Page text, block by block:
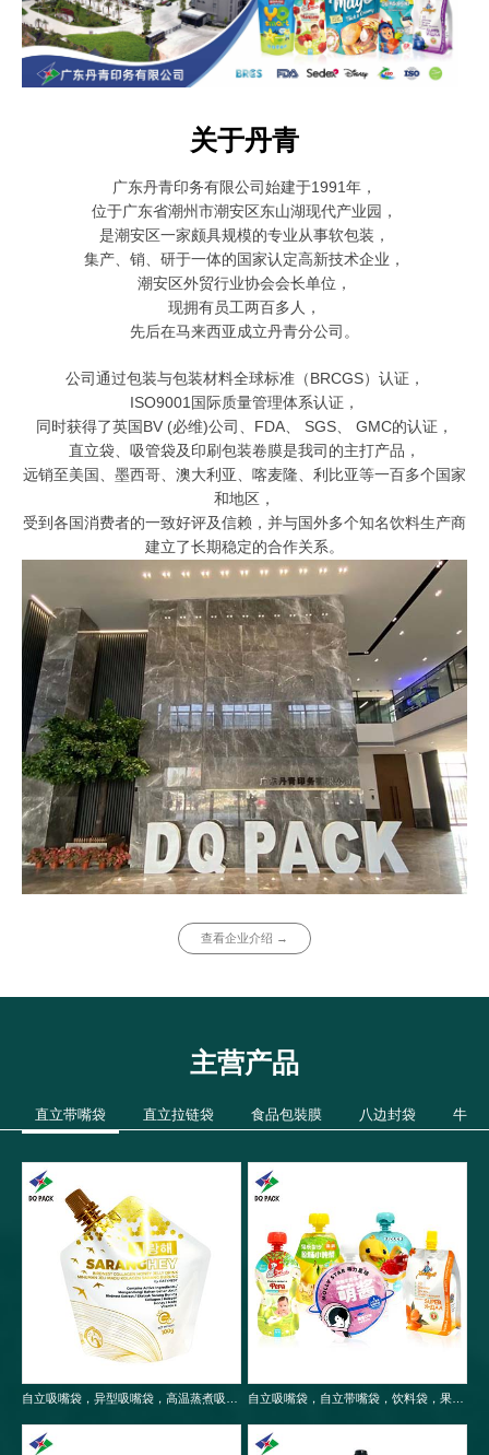
关于丹青
广东丹青印务有限公司始建于1991年，
位于广东省潮州市潮安区东山湖现代产业园，
是潮安区一家颇具规模的专业从事软包装，
集产、销、研于一体的国家认定高新技术企业，
潮安区外贸行业协会会长单位，
现拥有员工两百多人，
先后在马来西亚成立丹青分公司。
公司通过包装与包装材料全球标准（BRCGS）认证，
ISO9001国际质量管理体系认证，
同时获得了英国BV (必维)公司、FDA、 SGS、 GMC的认证，
直立袋、吸管袋及印刷包装卷膜是我司的主打产品，
远销至美国、墨西哥、澳大利亚、喀麦隆、利比亚等一百多个国家
和地区，
受到各国消费者的一致好评及信赖，并与国外多个知名饮料生产商
建立了长期稳定的合作关系。
查看企业介绍 →
主营产品
直立带嘴袋 直立拉链袋 食品包裝膜 八边封袋 牛皮